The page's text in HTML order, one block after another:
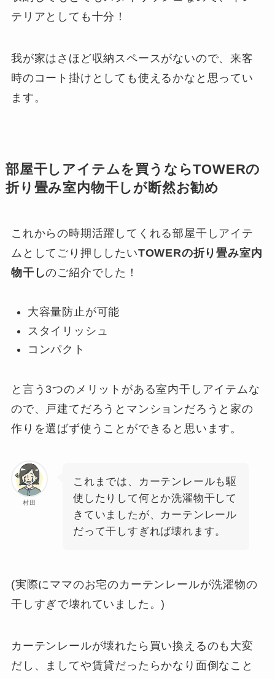
テリアとしても十分！
我が家はさほど収納スペースがないので、来客
時のコート掛けとしても使えるかなと思ってい
ます。
部屋干しアイテムを買うならTOWERの
折り畳み室内物干し が断然お勧め
これからの時期活躍してくれる部屋干しアイテ
ムとしてごり押ししたいTOWERの折り畳み室内
物干しのご紹介でした！
大容量防止が可能
スタイリッシュ
コンパクト
と言う3つのメリットがある室内干しアイテムな
ので、戸建てだろうとマンションだろうと家の
作りを選ばず使うことができると思います。
村田
これまでは、カーテンレールも駆
使したりして何とか洗濯物干して
きていましたが、カーテンレール
だって干しすぎれば壊れます。
(実際にママのお宅のカーテンレールが洗濯物の
干しすぎで壊れていました。)
カーテンレールが壊れたら買い換えるのも大変
だし、ましてや賃貸だったらかなり面倒なこと